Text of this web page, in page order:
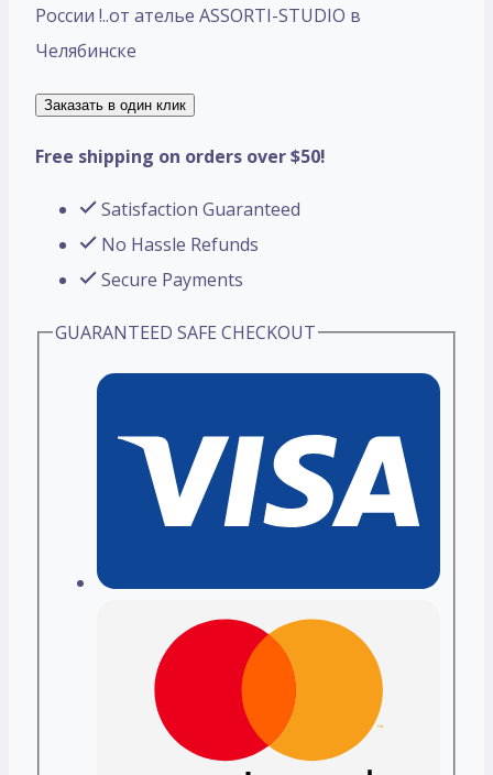
России !..от ателье ASSORTI-STUDIO в
Челябинске
Заказать в один клик
Free shipping on orders over $50!
Satisfaction Guaranteed
No Hassle Refunds
Secure Payments
GUARANTEED SAFE CHECKOUT